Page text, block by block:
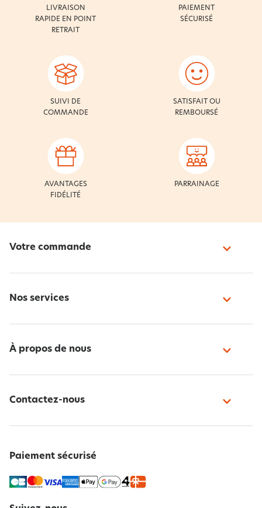
LIVRAISON
RAPIDE EN POINT
RETRAIT
PAIEMENT
SÉCURISÉ
SUIVI DE
COMMANDE
SATISFAIT OU
REMBOURSÉ
AVANTAGES
FIDÉLITÉ
PARRAINAGE
Votre commande
Nos services
À propos de nous
Contactez-nous
Paiement sécurisé